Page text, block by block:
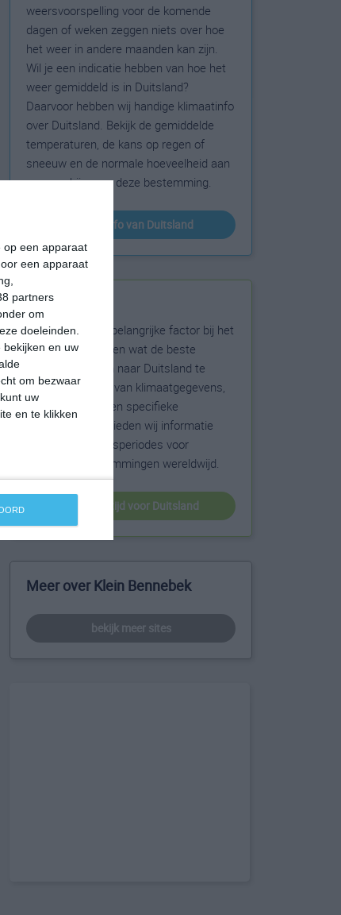
op een apparaat
een apparaat
partners
om
doeleinden.
en uw
om bezwaar
uw
en te klikken
weersvoorspelling voor de komende
dagen of weken zeggen niets over hoe
het weer in andere maanden kan zijn.
Wil je een indicatie hebben van hoe het
weer gemiddeld is in Duitsland?
Daarvoor hebben wij handige klimaatinfo
over Duitsland. Bekijk de gemiddelde
temperaturen, de kans op regen of
sneeuw en de normale hoeveelheid aan
zonneschijn voor deze bestemming.
klimaatinfo van Duitsland
Beste reistijd
Het weer is een belangrijke factor bij het
reizen. Wil je weten wat de beste
maanden zijn om naar Duitsland te
reizen? Op basis van klimaatgegevens,
weersextremen en specifieke
weerinformatie bieden wij informatie
over de beste reisperiodes voor
duizenden bestemmingen wereldwijd.
beste reistijd voor Duitsland
Meer over Klein Bennebek
bekijk meer sites